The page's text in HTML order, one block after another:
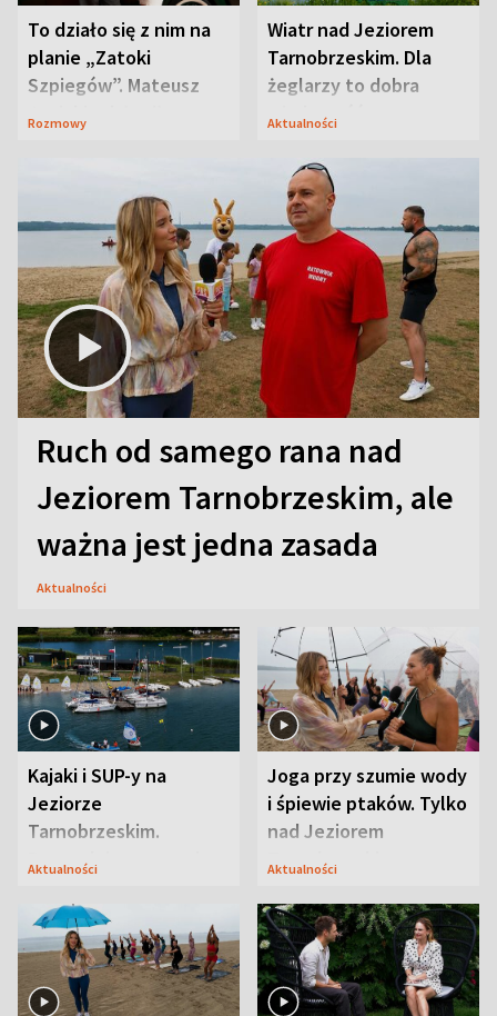
To działo się z nim na
planie „Zatoki
Szpiegów”. Mateusz
Janicki odsłonił
Rozmowy
Wiatr nad Jeziorem
Tarnobrzeskim. Dla
żeglarzy to dobra
wiadomość
Aktualności
Ruch od samego rana nad
Jeziorem Tarnobrzeskim, ale
ważna jest jedna zasada
Aktualności
Kajaki i SUP-y na
Jeziorze
Tarnobrzeskim.
Przyrodnicy zwracają
Aktualności
Joga przy szumie wody
i śpiewie ptaków. Tylko
nad Jeziorem
Tarnobrzeskim
Aktualności